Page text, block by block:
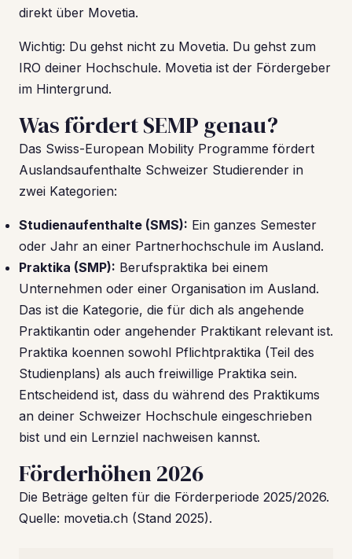
direkt über Movetia.
Wichtig: Du gehst nicht zu Movetia. Du gehst zum
IRO deiner Hochschule. Movetia ist der Fördergeber
im Hintergrund.
Was fördert SEMP genau?
Das Swiss-European Mobility Programme fördert
Auslandsaufenthalte Schweizer Studierender in
zwei Kategorien:
Studienaufenthalte (SMS): Ein ganzes Semester
oder Jahr an einer Partnerhochschule im Ausland.
Praktika (SMP): Berufspraktika bei einem
Unternehmen oder einer Organisation im Ausland.
Das ist die Kategorie, die für dich als angehende
Praktikantin oder angehender Praktikant relevant ist.
Praktika koennen sowohl Pflichtpraktika (Teil des
Studienplans) als auch freiwillige Praktika sein.
Entscheidend ist, dass du während des Praktikums
an deiner Schweizer Hochschule eingeschrieben
bist und ein Lernziel nachweisen kannst.
Förderhöhen 2026
Die Beträge gelten für die Förderperiode 2025/2026.
Quelle: movetia.ch (Stand 2025).